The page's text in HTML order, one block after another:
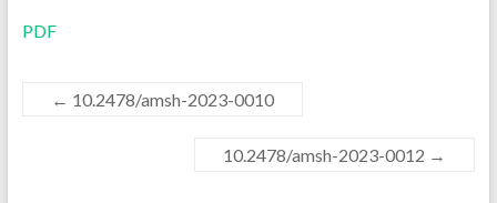
PDF
← 10.2478/amsh-2023-0010
10.2478/amsh-2023-0012 →